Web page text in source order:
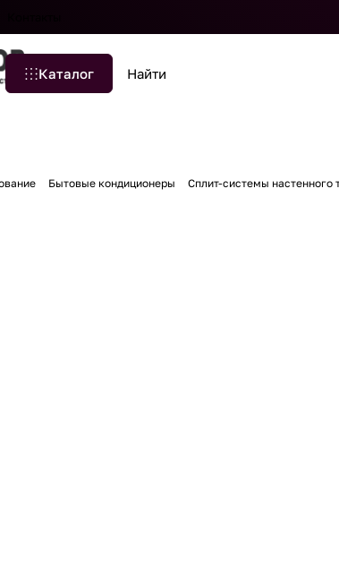
Каталог
Бытовые кондиционеры Сплит-системы настенного